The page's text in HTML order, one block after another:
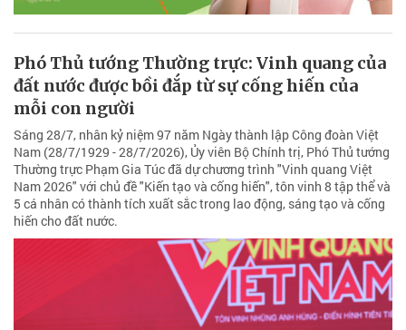
Phó Thủ tướng Thường trực: Vinh quang của
đất nước được bồi đắp từ sự cống hiến của
mỗi con người
Sáng 28/7, nhân kỷ niệm 97 năm Ngày thành lập Công đoàn Việt
Nam (28/7/1929 - 28/7/2026), Ủy viên Bộ Chính trị, Phó Thủ tướng
Thường trực Phạm Gia Túc đã dự chương trình "Vinh quang Việt
Nam 2026" với chủ đề "Kiến tạo và cống hiến", tôn vinh 8 tập thể và
5 cá nhân có thành tích xuất sắc trong lao động, sáng tạo và cống
hiến cho đất nước.